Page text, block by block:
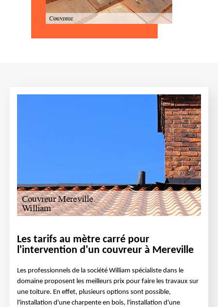
Les tarifs au mètre carré pour
l'intervention d'un couvreur à Mereville
Les professionnels de la société William spécialiste dans le
domaine proposent les meilleurs prix pour faire les travaux sur
une toiture. En effet, plusieurs options sont possible,
l'installation d'une charpente en bois, l'installation d'une